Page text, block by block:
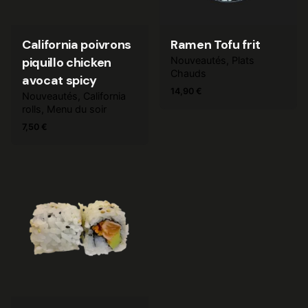
California poivrons
piquillo chicken
avocat spicy
Nouveautés
California
rolls
Menu du soir
7,50 €
Ramen Tofu frit
Nouveautés
Plats
Chauds
14,90 €